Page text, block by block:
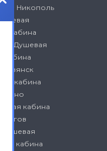
Никополь
кабина
Душевая
кабина
кабина
кабина
Душевая
кабина